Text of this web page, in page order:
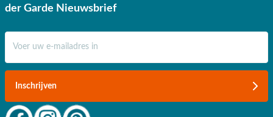
der Garde Nieuwsbrief
Inschrijven